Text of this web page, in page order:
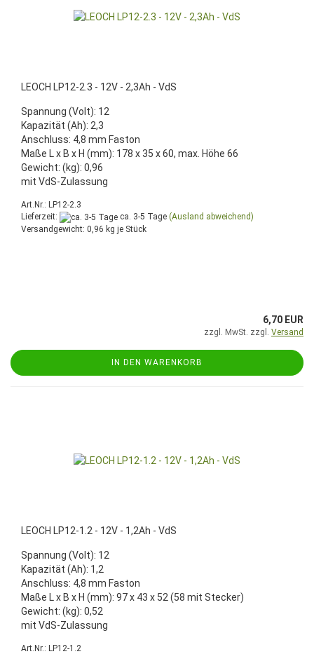
LEOCH LP12-2.3 - 12V - 2,3Ah - VdS
Spannung (Volt): 12
Kapazität (Ah): 2,3
Anschluss: 4,8 mm Faston
Maße L x B x H (mm): 178 x 35 x 60, max. Höhe 66
Gewicht: (kg): 0,96
mit VdS-Zulassung
Art.Nr.: LP12-2.3
Lieferzeit:
ca. 3-5 Tage (Ausland abweichend)
Versandgewicht: 0,96 kg je Stück
6,70 EUR
zzgl. MwSt. zzgl. Versand
IN DEN WARENKORB
LEOCH LP12-1.2 - 12V - 1,2Ah - VdS
Spannung (Volt): 12
Kapazität (Ah): 1,2
Anschluss: 4,8 mm Faston
Maße L x B x H (mm): 97 x 43 x 52 (58 mit Stecker)
Gewicht: (kg): 0,52
mit VdS-Zulassung
Art.Nr.: LP12-1.2